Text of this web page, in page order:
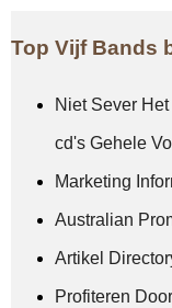
Top Vijf Bands
Niet Sever
cd's Gehele
Marketing
Australian
Artikel
Profiteren